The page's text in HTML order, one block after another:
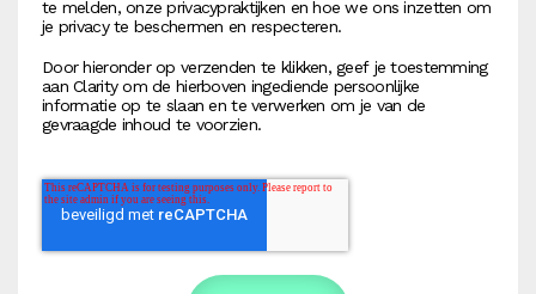
te melden, onze privacypraktijken en hoe we ons inzetten om
je privacy te beschermen en respecteren.
Door hieronder op verzenden te klikken, geef je toestemming
aan Clarity om de hierboven ingediende persoonlijke
informatie op te slaan en te verwerken om je van de
gevraagde inhoud te voorzien.